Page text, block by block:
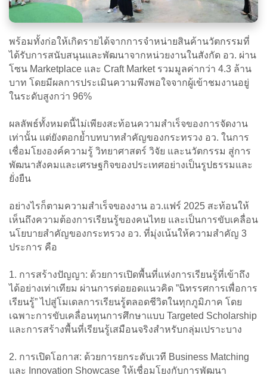
พร้อมทั้งก่อให้เกิดรายได้จากการจำหน่ายสินค้านวัตกรรมที่
ได้รับการสนับสนุนและพัฒนาจากหน่วยงานในสังกัด อว. ผ่าน
โซน Marketplace และ Craft Market รวมมูลค่ากว่า 4.3 ล้าน
บาท โดยมีผลการประเมินความพึงพอใจจากผู้เข้าชมงานอยู่
ในระดับสูงกว่า 96%
ผลลัพธ์ทั้งหมดนี้ไม่เพียงสะท้อนความสำเร็จของการจัดงาน
เท่านั้น แต่ยังตอกย้ำบทบาทสำคัญของกระทรวง อว. ในการ
เชื่อมโยงองค์ความรู้ วิทยาศาสตร์ วิจัย และนวัตกรรม สู่การ
พัฒนาสังคมและเศรษฐกิจของประเทศอย่างเป็นรูปธรรมและ
ยั่งยืน
อย่างไรก็ตามความสำเร็จของงาน อว.แฟร์ 2025 สะท้อนให้
เห็นถึงความต้องการเรียนรู้ของคนไทย และเป็นการขับเคลื่อน
นโยบายสำคัญของกระทรวง อว. ที่มุ่งเน้นให้ความสำคัญ 3
ประการ คือ
1. การสร้างปัญญา: ด้วยการเปิดพื้นที่แห่งการเรียนรู้ที่เข้าถึง
ได้อย่างเท่าเทียม ผ่านการต่อยอดแนวคิด ”นิทรรศการเพื่อการ
เรียนรู้” ไปสู่โมเดลการเรียนรู้ตลอดชีวิตในทุกภูมิภาค โดย
เฉพาะการขับเคลื่อนทุนการศึกษาแบบ Targeted Scholarship
และการสร้างพื้นที่เรียนรู้เสมือนจริงสำหรับกลุ่มเปราะบาง
2. การเปิดโอกาส: ด้วยการยกระดับเวที Business Matching
และ Innovation Showcase ให้เชื่อมโยงกับการพัฒนา